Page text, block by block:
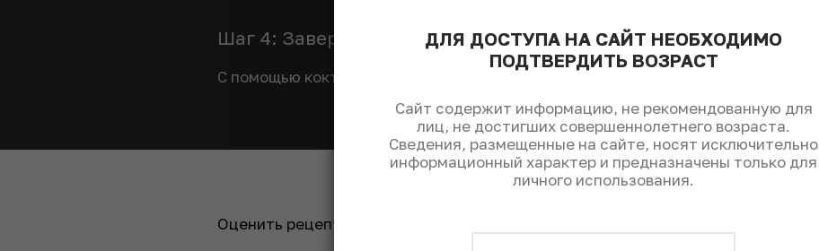
Шаг 4: Завершаем
С помощью коктейльной трубочки налить гренадин на дно шота.
Оценить рецепт:
ДЛЯ ДОСТУПА НА САЙТ НЕОБХОДИМО
ПОДТВЕРДИТЬ ВОЗРАСТ
Сайт содержит информацию, не рекомендованную для
лиц, не достигших совершеннолетнего возраста.
Сведения, размещенные на сайте, носят исключительно
информационный характер и предназначены только для
личного использования.